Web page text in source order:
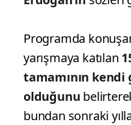
Programda
yarışmaya katılan
tamamının
olduğunu
bundan sonraki